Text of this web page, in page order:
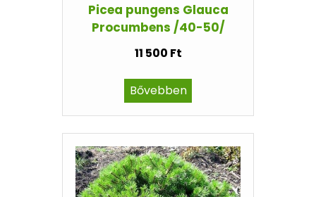
Picea pungens Glauca
Procumbens /40-50/
11 500 Ft
Bővebben